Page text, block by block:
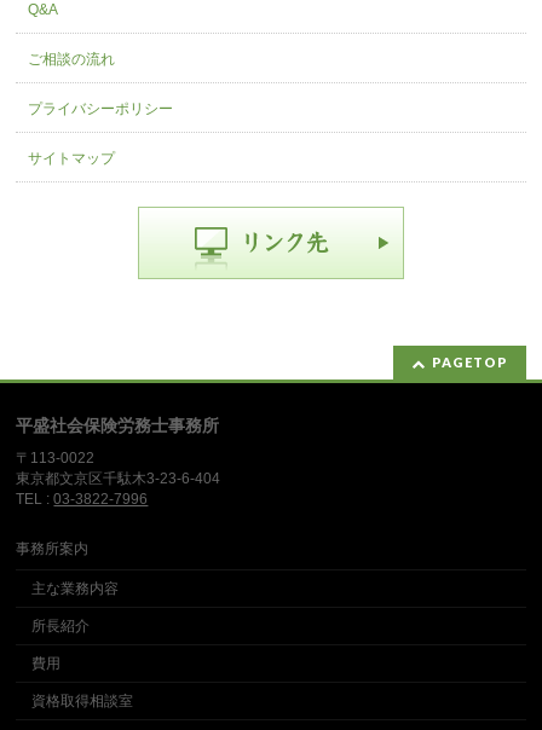
Q&A
ご相談の流れ
プライバシーポリシー
サイトマップ
PAGETOP
平盛社会保険労務士事務所
〒113-0022
東京都文京区千駄木3-23-6-404
TEL :03-3822-7996
事務所案内
主な業務内容
所長紹介
費用
資格取得相談室